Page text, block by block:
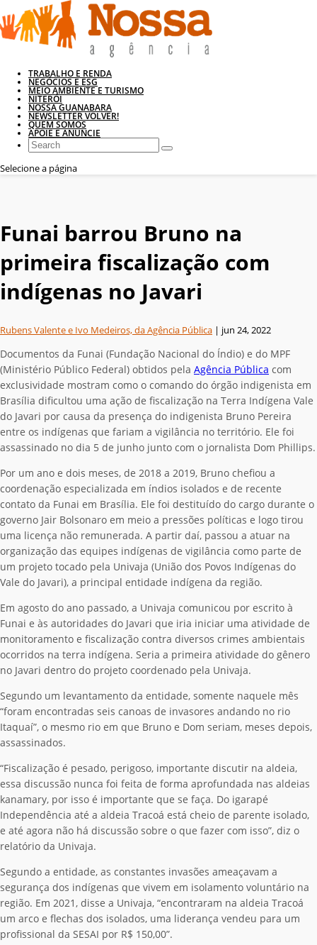
TRABALHO E RENDA
NEGÓCIOS E ESG
MEIO AMBIENTE E TURISMO
NITERÓI
NOSSA GUANABARA
NEWSLETTER VOLVER!
QUEM SOMOS
APOIE E ANUNCIE
Selecione a página
Funai barrou Bruno na
primeira fiscalização com
indígenas no Javari
Rubens Valente e Ivo Medeiros, da Agência Pública | jun 24, 2022
Documentos da Funai (Fundação Nacional do Índio) e do MPF
(Ministério Público Federal) obtidos pela Agência Pública com
exclusividade mostram como o comando do órgão indigenista em
Brasília dificultou uma ação de fiscalização na Terra Indígena Vale
do Javari por causa da presença do indigenista Bruno Pereira
entre os indígenas que fariam a vigilância no território. Ele foi
assassinado no dia 5 de junho junto com o jornalista Dom Phillips.
Por um ano e dois meses, de 2018 a 2019, Bruno chefiou a
coordenação especializada em índios isolados e de recente
contato da Funai em Brasília. Ele foi destituído do cargo durante o
governo Jair Bolsonaro em meio a pressões políticas e logo tirou
uma licença não remunerada. A partir daí, passou a atuar na
organização das equipes indígenas de vigilância como parte de
um projeto tocado pela Univaja (União dos Povos Indígenas do
Vale do Javari), a principal entidade indígena da região.
Em agosto do ano passado, a Univaja comunicou por escrito à
Funai e às autoridades do Javari que iria iniciar uma atividade de
monitoramento e fiscalização contra diversos crimes ambientais
ocorridos na terra indígena. Seria a primeira atividade do gênero
no Javari dentro do projeto coordenado pela Univaja.
Segundo um levantamento da entidade, somente naquele mês
“foram encontradas seis canoas de invasores andando no rio
Itaquaí”, o mesmo rio em que Bruno e Dom seriam, meses depois,
assassinados.
“Fiscalização é pesado, perigoso, importante discutir na aldeia,
essa discussão nunca foi feita de forma aprofundada nas aldeias
kanamary, por isso é importante que se faça. Do igarapé
Independência até a aldeia Tracoá está cheio de parente isolado,
e até agora não há discussão sobre o que fazer com isso”, diz o
relatório da Univaja.
Segundo a entidade, as constantes invasões ameaçavam a
segurança dos indígenas que vivem em isolamento voluntário na
região. Em 2021, disse a Univaja, “encontraram na aldeia Tracoá
um arco e flechas dos isolados, uma liderança vendeu para um
profissional da SESAI por R$ 150,00”.